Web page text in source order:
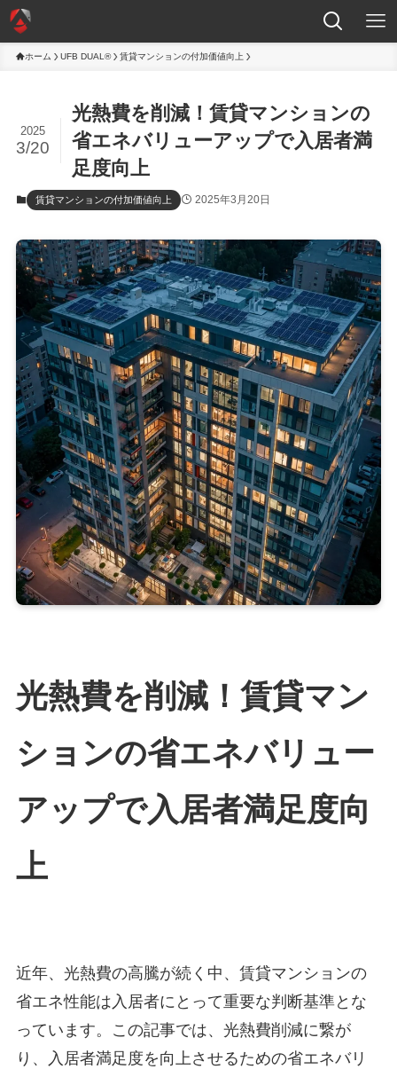
ホーム UFB DUAL® 賃貸マンションの付加価値向上
光熱費を削減！賃貸マンションの
省エネバリューアップで入居者満
足度向上
2025
3/20
賃貸マンションの付加価値向上 2025年3月20日
光熱費を削減！賃貸マン
ションの省エネバリュー
アップで入居者満足度向
上
近年、光熱費の高騰が続く中、賃貸マンションの
省エネ性能は入居者にとって重要な判断基準とな
っています。この記事では、光熱費削減に繋が
り、入居者満足度を向上させるための省エネバリ